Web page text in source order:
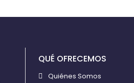
QUÉ OFRECEMOS
Quiénes Somos